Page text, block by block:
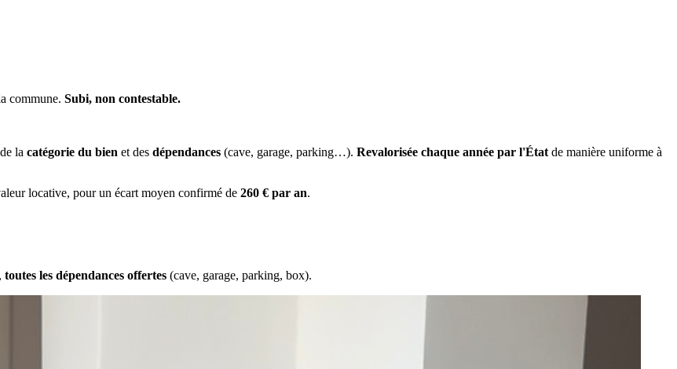
commune. Subi, non contestable.
la catégorie du bien et des dépendances (cave, garage, parking…). Revalorisée chaque année par l'État de manière uniforme à
locative, pour un écart moyen confirmé de 260 € par an.
toutes les dépendances offertes (cave, garage, parking, box).